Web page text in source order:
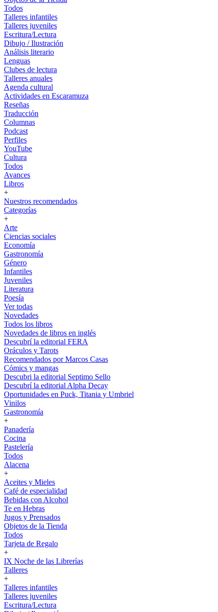
Todos
Talleres infantiles
Talleres juveniles
Escritura/Lectura
Dibujo / Ilustración
Análisis literario
Lenguas
Clubes de lectura
Talleres anuales
Agenda cultural
Actividades en Escaramuza
Reseñas
Traducción
Columnas
Podcast
Perfiles
YouTube
Cultura
Todos
Avances
Libros
+
Nuestros recomendados
Categorías
+
Arte
Ciencias sociales
Economía
Gastronomía
Género
Infantiles
Juveniles
Literatura
Poesía
Ver todas
Novedades
Todos los libros
Novedades de libros en inglés
Descubrí la editorial FERA
Oráculos y Tarots
Recomendados por Marcos Casas
Cómics y mangas
Descubri la editorial Septimo Sello
Descubrí la editorial Alpha Decay
Oportunidades en Puck, Titania y Umbriel
Vinilos
Gastronomía
+
Panadería
Cocina
Pastelería
Todos
Alacena
+
Aceites y Mieles
Café de especialidad
Bebidas con Alcohol
Te en Hebras
Jugos y Prensados
Objetos de la Tienda
Todos
Tarjeta de Regalo
+
IX Noche de las Librerías
Talleres
+
Talleres infantiles
Talleres juveniles
Escritura/Lectura